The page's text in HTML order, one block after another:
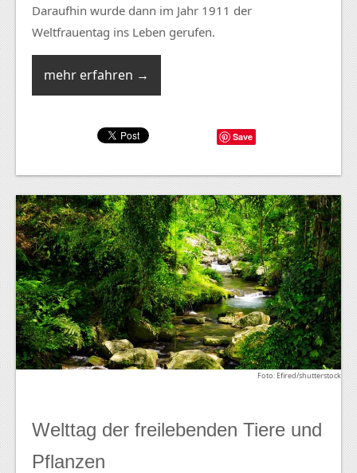
Daraufhin wurde dann im Jahr 1911 der
Weltfrauentag ins Leben gerufen.
mehr erfahren →
Save
Foto: Efired/shutterstock
Welttag der freilebenden Tiere und
Pflanzen